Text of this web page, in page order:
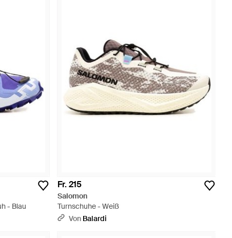
- Blau
Fr. 215
Salomon
Turnschuhe - Weiß
Von Balardi